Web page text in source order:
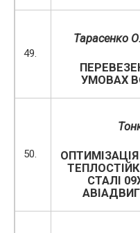
49.
Тарасенко
УМОВАХ
50.
СТАЛІ